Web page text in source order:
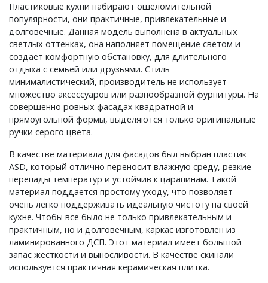
Пластиковые кухни набирают ошеломительной
популярности, они практичные, привлекательные и
долговечные. Данная модель выполнена в актуальных
светлых оттенках, она наполняет помещение светом и
создает комфортную обстановку, для длительного
отдыха с семьей или друзьями. Стиль
минималистический, производитель не использует
множество аксессуаров или разнообразной фурнитуры. На
совершенно ровных фасадах квадратной и
прямоугольной формы, выделяются только оригинальные
ручки серого цвета.
В качестве материала для фасадов был выбран пластик
ASD, который отлично переносит влажную среду, резкие
перепады температур и устойчив к царапинам. Такой
материал поддается простому уходу, что позволяет
очень легко поддерживать идеальную чистоту на своей
кухне. Чтобы все было не только привлекательным и
практичным, но и долговечным, каркас изготовлен из
ламинированного ДСП. Этот материал имеет большой
запас жесткости и выносливости. В качестве скинали
используется практичная керамическая плитка.